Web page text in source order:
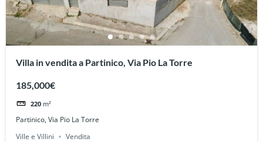
Villa in vendita a Partinico, Via Pio La Torre
185,000€
220 m²
Partinico, Via Pio La Torre
Ville e Villini
Vendita